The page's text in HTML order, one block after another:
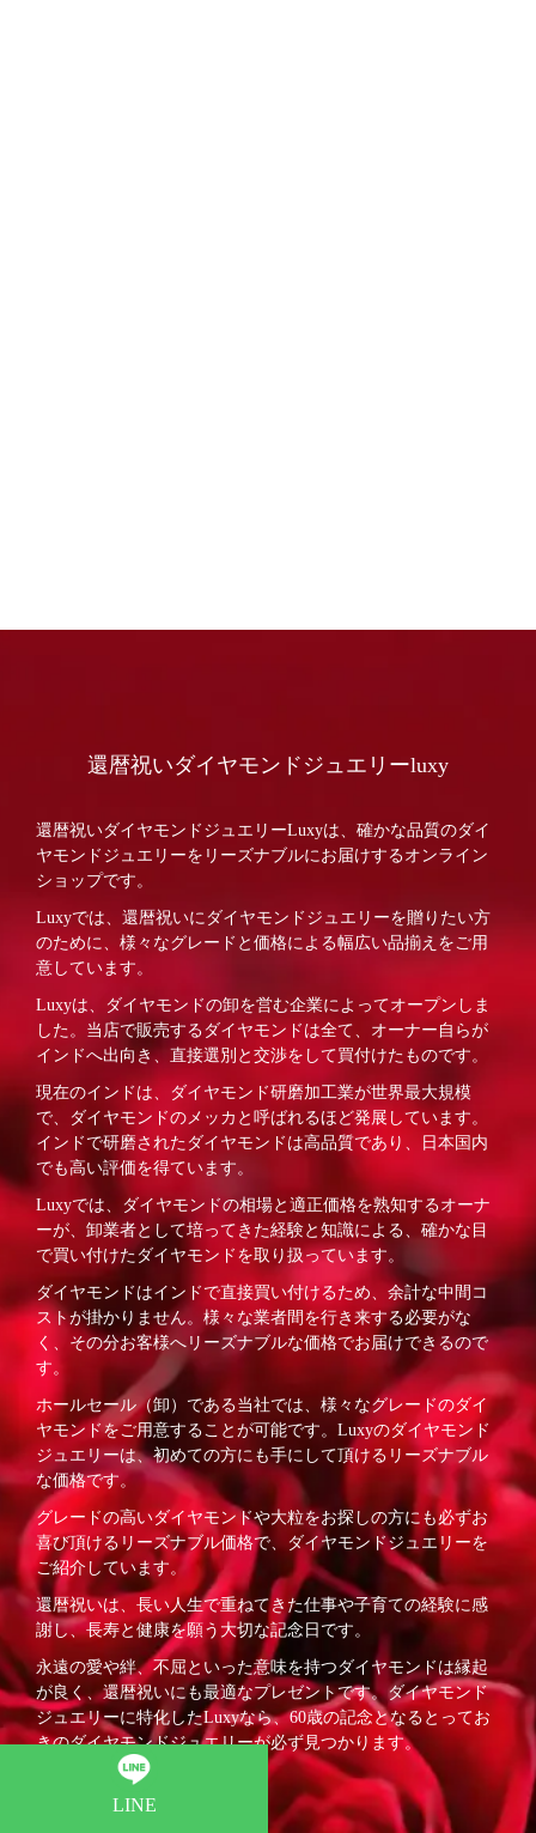
還暦祝いダイヤモンドジュエリーluxy
還暦祝いダイヤモンドジュエリーLuxyは、確かな品質のダイ
ヤモンドジュエリーをリーズナブルにお届けするオンライン
ショップです。
Luxyでは、還暦祝いにダイヤモンドジュエリーを贈りたい方
のために、様々なグレードと価格による幅広い品揃えをご用
意しています。
Luxyは、ダイヤモンドの卸を営む企業によってオープンしま
した。当店で販売するダイヤモンドは全て、オーナー自らが
インドへ出向き、直接選別と交渉をして買付けたものです。
現在のインドは、ダイヤモンド研磨加工業が世界最大規模
で、ダイヤモンドのメッカと呼ばれるほど発展しています。
インドで研磨されたダイヤモンドは高品質であり、日本国内
でも高い評価を得ています。
Luxyでは、ダイヤモンドの相場と適正価格を熟知するオーナ
ーが、卸業者として培ってきた経験と知識による、確かな目
で買い付けたダイヤモンドを取り扱っています。
ダイヤモンドはインドで直接買い付けるため、余計な中間コ
ストが掛かりません。様々な業者間を行き来する必要がな
く、その分お客様へリーズナブルな価格でお届けできるので
す。
ホールセール（卸）である当社では、様々なグレードのダイ
ヤモンドをご用意することが可能です。Luxyのダイヤモンド
ジュエリーは、初めての方にも手にして頂けるリーズナブル
な価格です。
グレードの高いダイヤモンドや大粒をお探しの方にも必ずお
喜び頂けるリーズナブル価格で、ダイヤモンドジュエリーを
ご紹介しています。
還暦祝いは、長い人生で重ねてきた仕事や子育ての経験に感
謝し、長寿と健康を願う大切な記念日です。
永遠の愛や絆、不屈といった意味を持つダイヤモンドは縁起
が良く、還暦祝いにも最適なプレゼントです。ダイヤモンド
ジュエリーに特化したLuxyなら、60歳の記念となるとってお
きのダイヤモンドジュエリーが必ず見つかります。
LINE